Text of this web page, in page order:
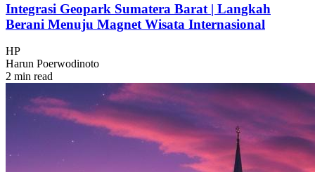
Integrasi Geopark Sumatera Barat | Langkah
Berani Menuju Magnet Wisata Internasional
HP
Harun Poerwodinoto
2 min read